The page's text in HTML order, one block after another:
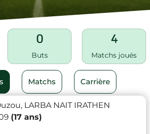
0
Buts
4
Matchs joués
Matchs Carrière
LARBA NAIT IRATHEN
(17 ans)